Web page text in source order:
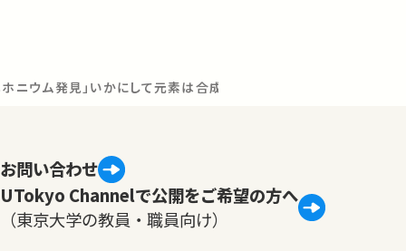
ニウム発見」いかにして元素は合成されたか ～天然元素から人
お問い合わせ
UTokyo Channelで公開をご希望の方へ
（東京大学の教員・職員向け）